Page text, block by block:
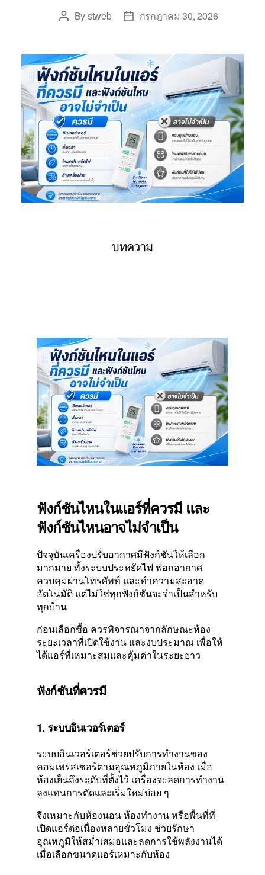
Bystweb กรกฎาคม 30, 2026
บทความ
ฟังก์ชันไหนในแอร์ที่ควรมี และ
ฟังก์ชันไหนอาจไม่จำเป็น
ปัจจุบันเครื่องปรับอากาศมีฟังก์ชันให้เลือก
มากมาย ทั้งระบบประหยัดไฟ ฟอกอากาศ
ควบคุมผ่านโทรศัพท์ และทำความสะอาด
อัตโนมัติ แต่ไม่ใช่ทุกฟังก์ชันจะจำเป็นสำหรับ
ทุกบ้าน
ก่อนเลือกซื้อ ควรพิจารณาจากลักษณะห้อง
ระยะเวลาที่เปิดใช้งาน และงบประมาณ เพื่อให้
ได้แอร์ที่เหมาะสมและคุ้มค่าในระยะยาว
ฟังก์ชันที่ควรมี
1. ระบบอินเวอร์เตอร์
ระบบอินเวอร์เตอร์ช่วยปรับการทำงานของ
คอมเพรสเซอร์ตามอุณหภูมิภายในห้อง เมื่อ
ห้องเย็นถึงระดับที่ตั้งไว้ เครื่องจะลดการทำงาน
ลงแทนการตัดและเริ่มใหม่บ่อย ๆ
จึงเหมาะกับห้องนอน ห้องทำงาน หรือพื้นที่ที่
เปิดแอร์ต่อเนื่องหลายชั่วโมง ช่วยรักษา
อุณหภูมิให้สม่ำเสมอและลดการใช้พลังงานได้
เมื่อเลือกขนาดแอร์เหมาะกับห้อง